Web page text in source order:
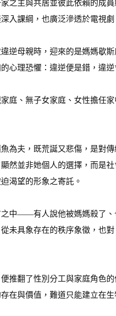
之主與共居並彼此依賴的成
入課綱，也廣泛滲透於電視劇
逆母親時，迎來的是媽媽歇
心理恐懼：違逆便是錯，違逆
庭、無子女家庭、女性擔任
為夫，既荒誕又悲傷，是對
然並非她個人的選擇，而是
渴望的形象之寄託。
中——有人說他被媽媽殺了、
具象存在的秩序象徵，也
推翻了性別分工與家庭角色
在與價值，難道只能建立在生